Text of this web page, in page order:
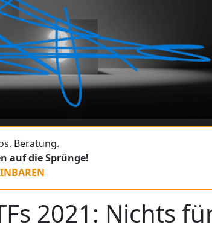
Beratung.
auf die Sprünge!
2021: Nichts